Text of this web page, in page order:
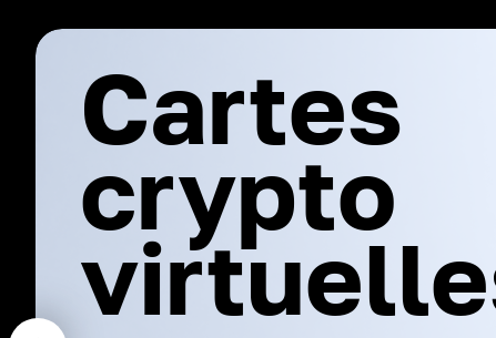
Cartes
crypto